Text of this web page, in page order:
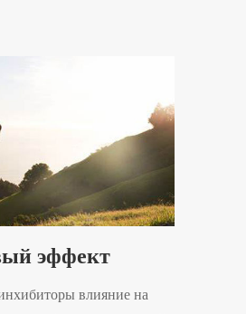
эффект
влияние на